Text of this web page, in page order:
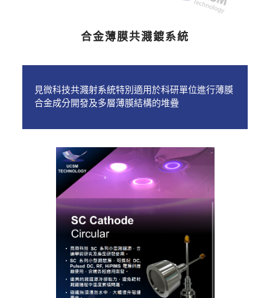
合金薄膜共濺鍍系統
見微科技共濺射系統特別適用於科研單位進行薄膜
合金成分開發及多層薄膜結構的堆疊